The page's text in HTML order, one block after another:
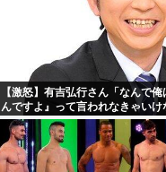
【激怒】有吉弘行さん「なんで
んですよ』って言われなきゃいけ
の？」・・・・・・・・・